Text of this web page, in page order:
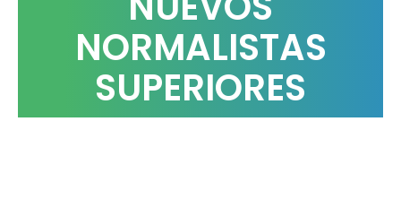
NORMALISTAS
SUPERIORES